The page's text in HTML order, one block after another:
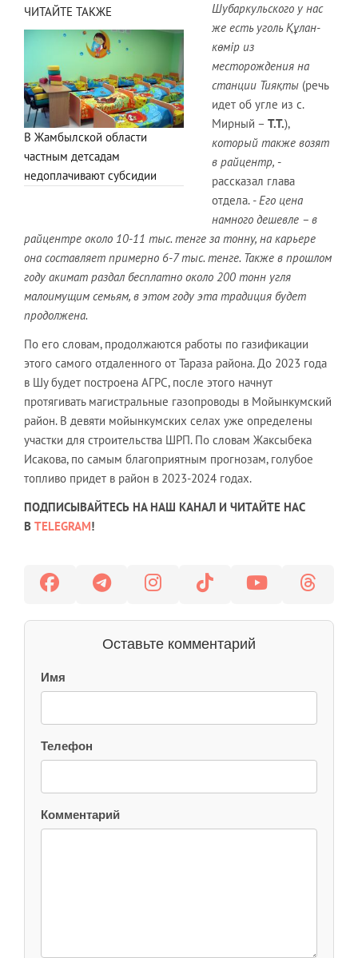
ЧИТАЙТЕ ТАКЖЕ
В Жамбылской области
частным детсадам
недоплачивают субсидии
Шубаркульского у нас
же есть уголь Құлан-
көмір из
месторождения на
станции Тияқты (речь
идет об угле из с.
Мирный – Т.Т.),
который также возят
в райцентр, -
рассказал глава
отдела. - Его цена
намного дешевле – в
райцентре около 10-11 тыс. тенге за тонну, на карьере
она составляет примерно 6-7 тыс. тенге. Также в прошлом
году акимат раздал бесплатно около 200 тонн угля
малоимущим семьям, в этом году эта традиция будет
продолжена.
По его словам, продолжаются работы по газификации
этого самого отдаленного от Тараза района. До 2023 года
в Шу будет построена АГРС, после этого начнут
протягивать магистральные газопроводы в Мойынкумский
район. В девяти мойынкумских селах уже определены
участки для строительства ШРП. По словам Жаксыбека
Исакова, по самым благоприятным прогнозам, голубое
топливо придет в район в 2023-2024 годах.
ПОДПИСЫВАЙТЕСЬ НА НАШ КАНАЛ И ЧИТАЙТЕ НАС
В TELEGRAM!
Оставьте комментарий
Имя
Телефон
Комментарий